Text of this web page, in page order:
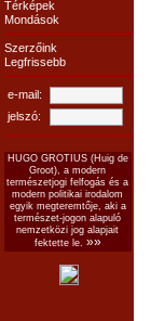
Térképek
Mondások
Szerzőink
Legfrissebb
e-mail:
jelszó:
HUGO GROTIUS (Huig de
Groot), a modern
természetjogi felfogás és a
modern politikai irodalom
egyik megteremtője, aki a
természet-jogon alapuló
nemzetközi jog alapjait
fektette le. »»